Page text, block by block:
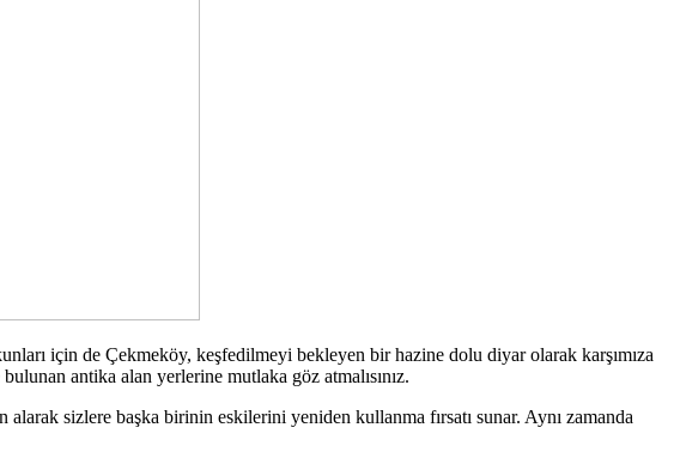
için de Çekmeköy, keşfedilmeyi bekleyen bir hazine dolu diyar olarak karşımıza
antika alan yerlerine mutlaka göz atmalısınız.
sizlere başka birinin eskilerini yeniden kullanma fırsatı sunar. Aynı zamanda